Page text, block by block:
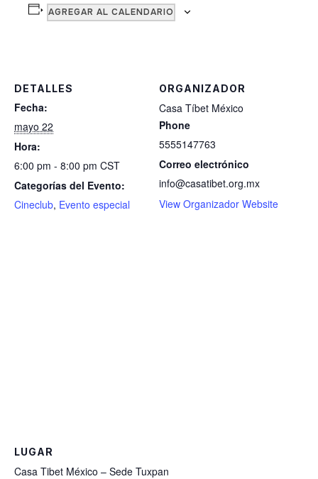
AGREGAR AL CALENDARIO
DETALLES
Fecha:
mayo 22
Hora:
6:00 pm - 8:00 pm CST
Categorías del Evento:
Cineclub, Evento especial
ORGANIZADOR
Casa Tíbet México
Phone
5555147763
Correo electrónico
info@casatibet.org.mx
View Organizador Website
LUGAR
Casa Tibet México – Sede Tuxpan